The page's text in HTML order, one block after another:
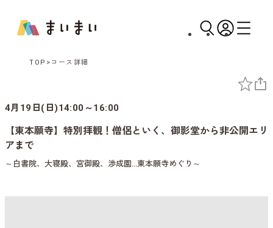
TOP コース詳細
4月19日(日)14:00～16:00
【東本願寺】特別拝観！僧侶といく、御影堂から非公開エリ
アまで
～白書院、大寝殿、宮御殿、渉成園…東本願寺めぐり～